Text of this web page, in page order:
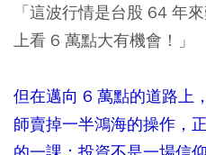
「這波行情是台股 64 年
上看 6 萬點大有機會！」
但在邁向 6 萬點的道路上
師賣掉一半鴻海的操作，